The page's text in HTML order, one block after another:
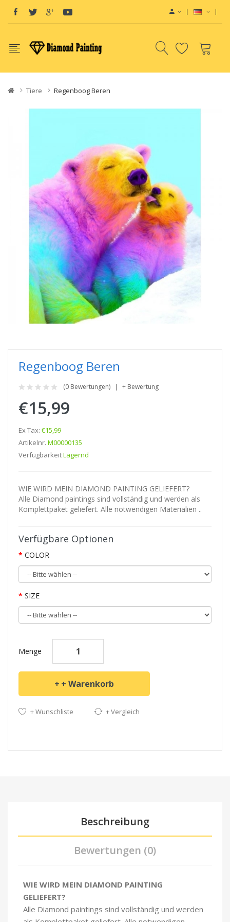
Tiere Regenboog Beren
Regenboog Beren
(0 Bewertungen) + Bewertung
€15,99
Ex Tax: €15,99
Artikelnr. M00000135
VerfügbarkeitLagernd
WIE WIRD MEIN DIAMOND PAINTING GELIEFERT?
Alle Diamond paintings sind vollständig und werden als
Komplettpaket geliefert. Alle notwendigen Materialien ..
Verfügbare Optionen
COLOR
SIZE
Menge
+ Warenkorb
+ Wunschliste + Vergleich
Beschreibung
Bewertungen (0)
WIE WIRD MEIN DIAMOND PAINTING
GELIEFERT?
Alle Diamond paintings sind vollständig und werden